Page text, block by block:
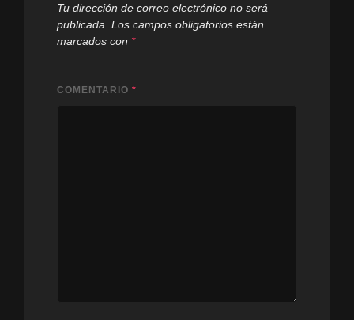
Tu dirección de correo electrónico no será
publicada. Los campos obligatorios están
marcados con *
COMENTARIO *